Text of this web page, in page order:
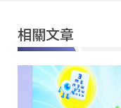
相關文章